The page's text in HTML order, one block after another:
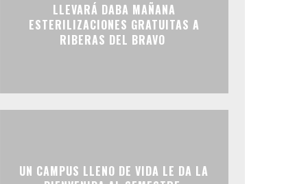
LLEVARÁ DABA MAÑANA
ESTERILIZACIONES GRATUITAS A
RIBERAS DEL BRAVO
UN CAMPUS LLENO DE VIDA LE DA LA